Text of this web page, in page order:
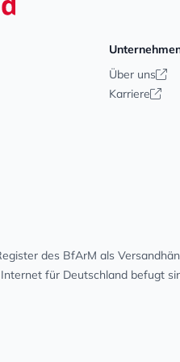
Über uns
Karriere
des BfArM als
für Deutschland befugt